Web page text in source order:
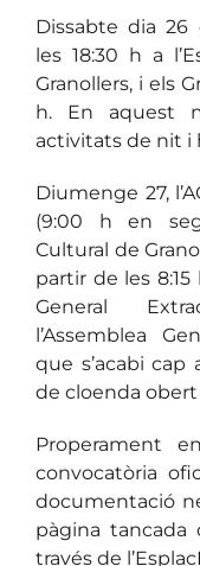
Dissabte dia 26
les 18:30 h a
Granollers, i els
h. En aquest
activitats de nit i
Diumenge 27,
(9:00 h en
Cultural de
partir de les 8:15
General
l’Assemblea
que s’acabi cap
de cloenda
Properament
convocatòria
documentació
pàgina tancada
través de